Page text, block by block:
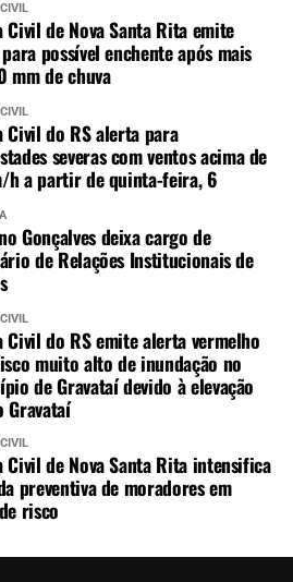
Civil de Nova Santa Rita emite
possível enchente após mais
mm de chuva
Civil do RS alerta para
severas com ventos acima de
h a partir de quinta-feira, 6
Gonçalves deixa cargo de
de Relações Institucionais de
Civil do RS emite alerta vermelho
muito alto de inundação no
de Gravataí devido à elevação
Gravataí
Civil de Nova Santa Rita intensifica
preventiva de moradores em
risco